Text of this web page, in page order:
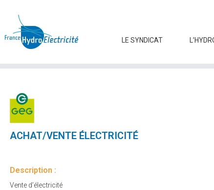
LE SYNDICAT
ACHAT/VENTE ÉLECTRICITÉ
Description :
Vente d’électricité